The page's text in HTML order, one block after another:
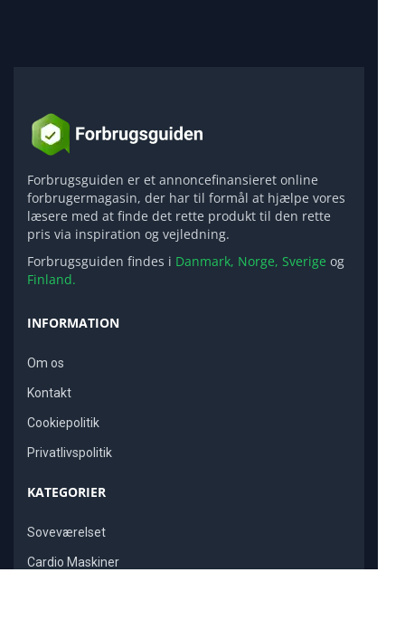
Forbrugsguiden er et annoncefinansieret online
forbrugermagasin, der har til formål at hjælpe vores
læsere med at finde det rette produkt til den rette
pris via inspiration og vejledning.
Forbrugsguiden findes i Danmark, Norge, Sverige og
Finland.
INFORMATION
Om os
Kontakt
Cookiepolitik
Privatlivspolitik
KATEGORIER
Soveværelset
Cardio Maskiner